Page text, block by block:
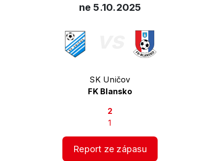
ne 5.10.2025
SK Uničov
FK Blansko
2
1
Report ze zápasu